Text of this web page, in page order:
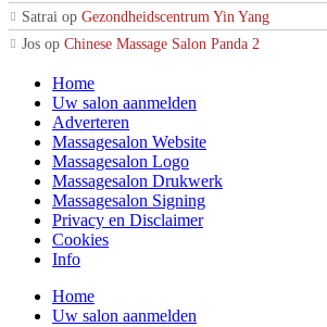
Satrai op Gezondheidscentrum Yin Yang
Jos op Chinese Massage Salon Panda 2
Home
Uw salon aanmelden
Adverteren
Massagesalon Website
Massagesalon Logo
Massagesalon Drukwerk
Massagesalon Signing
Privacy en Disclaimer
Cookies
Info
Home
Uw salon aanmelden